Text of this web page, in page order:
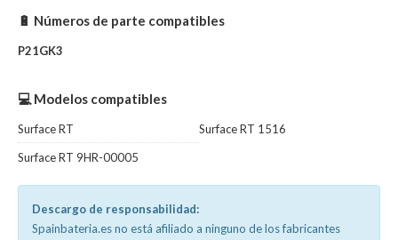
🔋 Números de parte compatibles
P21GK3
💻 Modelos compatibles
Surface RT
Surface RT 1516
Surface RT 9HR-00005
Descargo de responsabilidad:
Spainbateria.es no está afiliado a ninguno de los fabricantes